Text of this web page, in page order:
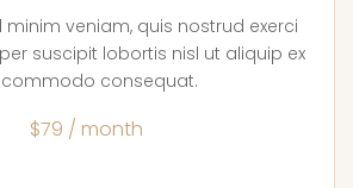
minim veniam, quis nostrud exerci
suscipit lobortis nisl ut aliquip ex
consequat.
$79 / month